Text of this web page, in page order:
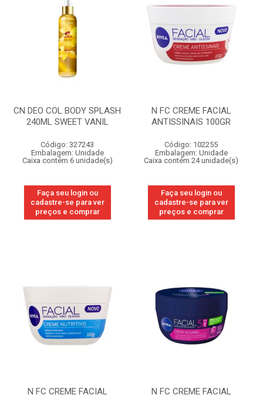
CN DEO COL BODY SPLASH
240ML SWEET VANIL
Código: 327243
Embalagem: Unidade
Caixa contém 6 unidade(s)
Faça seu login ou
cadastre-se para ver
preços e comprar
N FC CREME FACIAL
ANTISSINAIS 100GR
Código: 102255
Embalagem: Unidade
Caixa contém 24 unidade(s)
Faça seu login ou
cadastre-se para ver
preços e comprar
N FC CREME FACIAL
N FC CREME FACIAL